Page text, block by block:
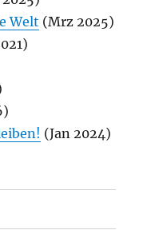
Welt (Mrz 2025)
(Jan 2024)